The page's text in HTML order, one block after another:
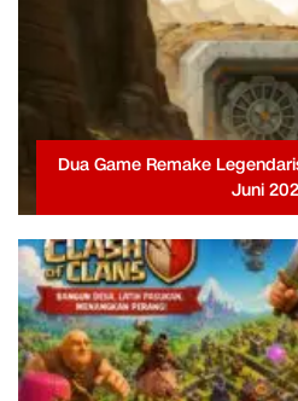
Dua Game Remake
Juni